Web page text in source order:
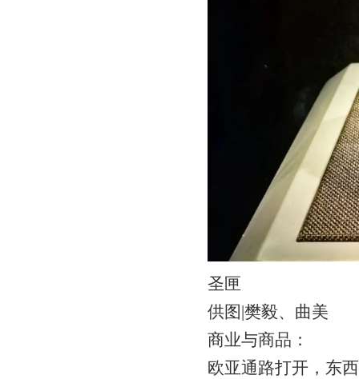
圣匣
供图|樊毅、曲美
商业与商品：
欧亚通路打开，东